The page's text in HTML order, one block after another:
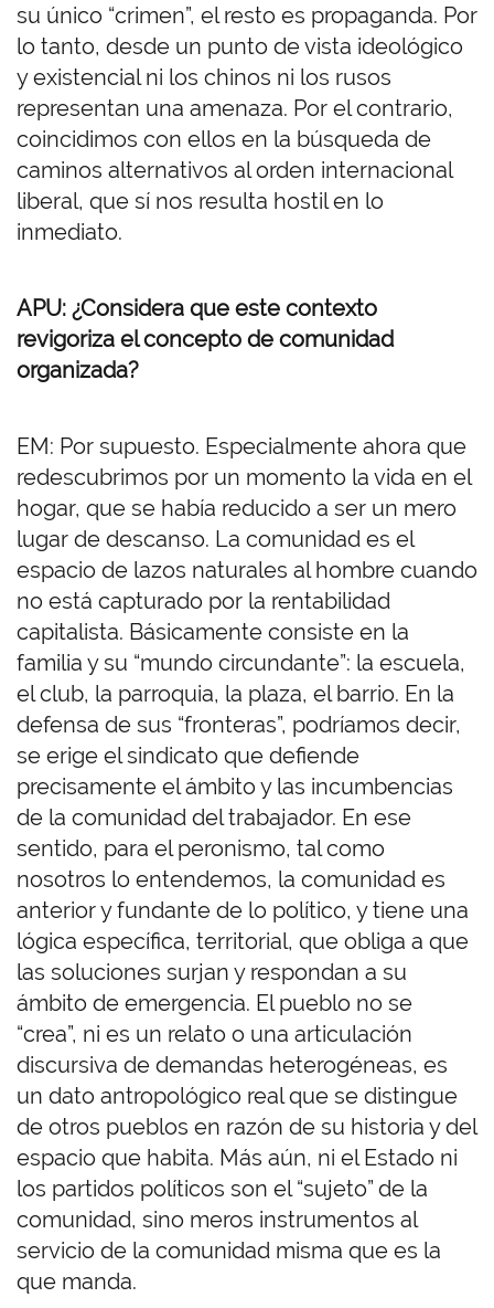
su único “crimen”, el resto es propaganda. Por
lo tanto, desde un punto de vista ideológico
y existencial ni los chinos ni los rusos
representan una amenaza. Por el contrario,
coincidimos con ellos en la búsqueda de
caminos alternativos al orden internacional
liberal, que sí nos resulta hostil en lo
inmediato.
APU: ¿Considera que este contexto
revigoriza el concepto de comunidad
organizada?
EM: Por supuesto. Especialmente ahora que
redescubrimos por un momento la vida en el
hogar, que se había reducido a ser un mero
lugar de descanso. La comunidad es el
espacio de lazos naturales al hombre cuando
no está capturado por la rentabilidad
capitalista. Básicamente consiste en la
familia y su “mundo circundante”: la escuela,
el club, la parroquia, la plaza, el barrio. En la
defensa de sus “fronteras”, podríamos decir,
se erige el sindicato que defiende
precisamente el ámbito y las incumbencias
de la comunidad del trabajador. En ese
sentido, para el peronismo, tal como
nosotros lo entendemos, la comunidad es
anterior y fundante de lo político, y tiene una
lógica específica, territorial, que obliga a que
las soluciones surjan y respondan a su
ámbito de emergencia. El pueblo no se
“crea”, ni es un relato o una articulación
discursiva de demandas heterogéneas, es
un dato antropológico real que se distingue
de otros pueblos en razón de su historia y del
espacio que habita. Más aún, ni el Estado ni
los partidos políticos son el “sujeto” de la
comunidad, sino meros instrumentos al
servicio de la comunidad misma que es la
que manda.